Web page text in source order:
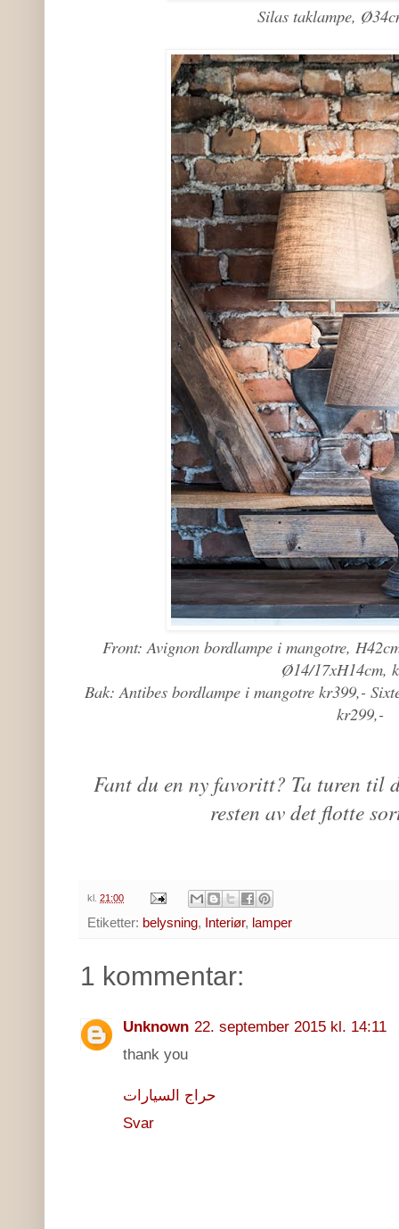
Silas taklampe,
Front: Avignon bordlampe i mangotre,
Ø14/17xH14cm,
Bak: Antibes bordlampe i mangotre kr399,-
kr299,-
Fant du en ny favoritt? Ta turen til
resten av det flotte
kl. 21:00
Etiketter: belysning, Interiør, lamper
1 kommentar:
Unknown 22. september 2015 kl. 14:11
thank you
حراج السيارات
Svar